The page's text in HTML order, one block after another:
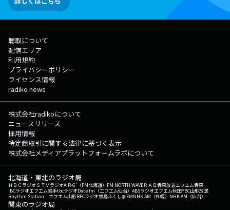
聴取について
配信エリア
利用規約
プライバシーポリシー
ライセンス情報
radiko news
株式会社radikoについて
ニュースリリース
採用情報
特定商取引に関する法律に基づく表示
株式会社メディアプラットフォームラボについて
北海道・東北のラジオ局
ＨＢＣラジオＳＴＶラジオAIR-G'（FM北海道） FM NORTH WAVEＲＡＢ青森放送エフエム青森
IBCラジオエフエム岩手tbcラジオDate fm（エフエム仙台） ABSラジオエフエム秋田YBC山形放送
Rhythm Station エフエム山形RFCラジオ福島ふくしまFMNHK AM（札幌） NHK AM（仙台）
関東のラジオ局